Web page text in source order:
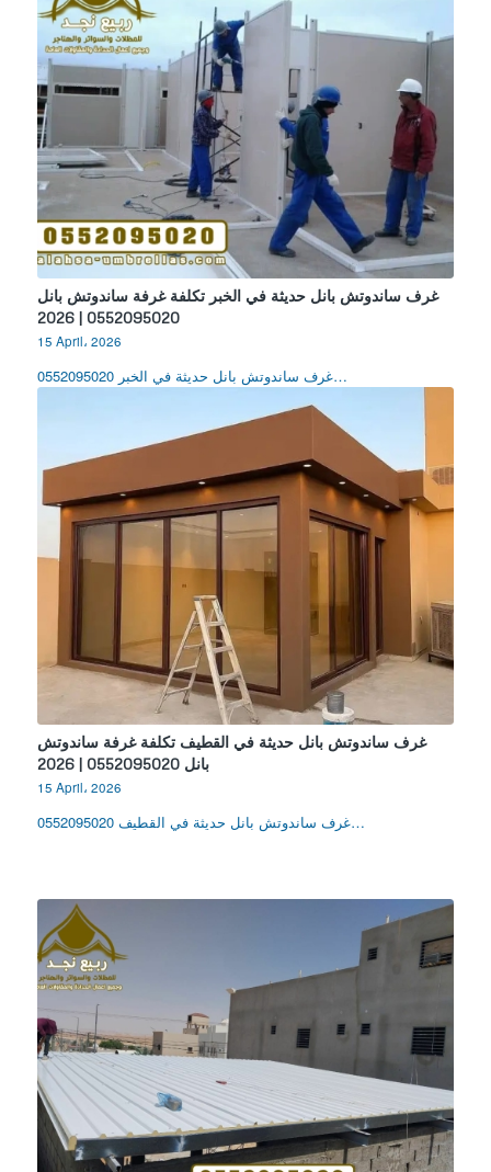
غرف ساندوتش بانل حديثة في الخبر تكلفة غرفة ساندوتش بانل
0552095020 | 2026
15 April، 2026
غرف ساندوتش بانل حديثة في الخبر 0552095020…
غرف ساندوتش بانل حديثة في القطيف تكلفة غرفة ساندوتش
بانل 0552095020 | 2026
15 April، 2026
غرف ساندوتش بانل حديثة في القطيف 0552095020…